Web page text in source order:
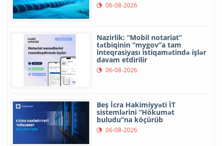
06-08-2026
Nazirlik: “Mobil notariat”
tətbiqinin “mygov”a tam
inteqrasiyası istiqamətində işlər
davam etdirilir
06-08-2026
Beş İcra Hakimiyyəti İT
sistemlərini “Hökumət
buludu”na köçürüb
06-08-2026